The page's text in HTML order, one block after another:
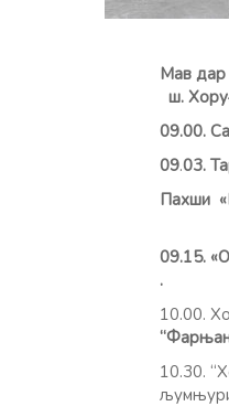
Мав
ш. Хору
09.00.
09.03.
Пахши
09.15.
10.00.
10.30.